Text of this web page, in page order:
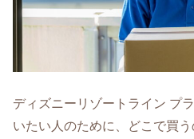
ディズニーリゾートライン プ
いたい人のために、どこで買